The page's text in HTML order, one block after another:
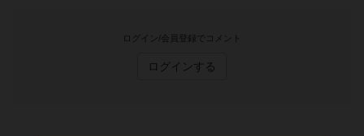
ログイン/会員登録でコメント
ログインする